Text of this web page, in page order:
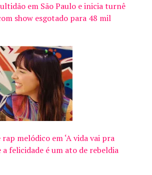
em São Paulo e inicia turnê
com show esgotado para 48 mil
melódico em ‘A vida vai pra
a felicidade é um ato de rebeldia